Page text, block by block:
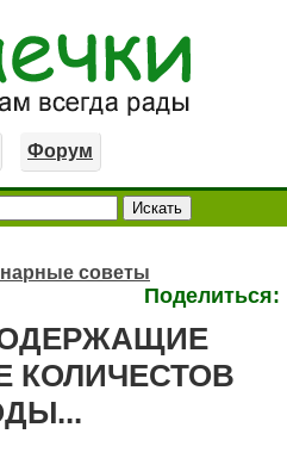
Форум
советы
Поделиться:
КОЛИЧЕСТОВ